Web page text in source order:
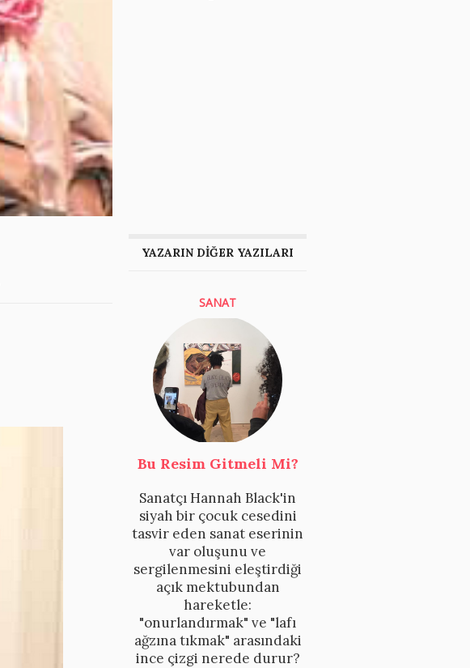
YAZARIN DİĞER YAZILARI
SANAT
Bu Resim Gitmeli Mi?
Sanatçı Hannah Black'in
siyah bir çocuk cesedini
tasvir eden sanat eserinin
var oluşunu ve
sergilenmesini eleştirdiği
açık mektubundan
hareketle:
"onurlandırmak" ve "lafı
ağzına tıkmak" arasındaki
ince çizgi nerede durur?